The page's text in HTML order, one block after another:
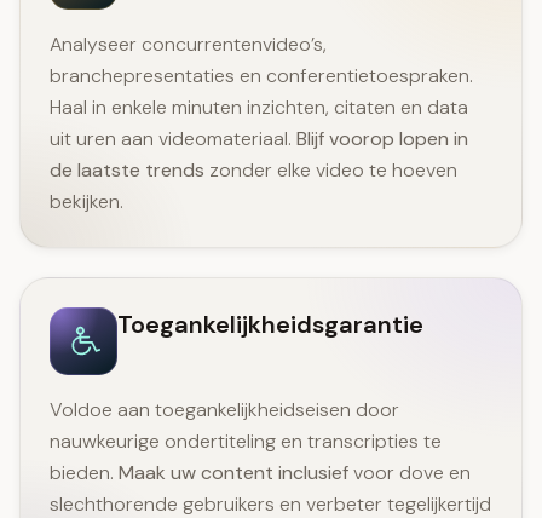
Analyseer concurrentenvideo’s,
branchepresentaties en conferentietoespraken.
Haal in enkele minuten inzichten, citaten en data
uit uren aan videomateriaal. Blijf voorop lopen in
de laatste trends zonder elke video te hoeven
bekijken.
Toegankelijkheidsgarantie
Voldoe aan toegankelijkheidseisen door
nauwkeurige ondertiteling en transcripties te
bieden. Maak uw content inclusiefvoor dove en
slechthorende gebruikers en verbeter tegelijkertijd